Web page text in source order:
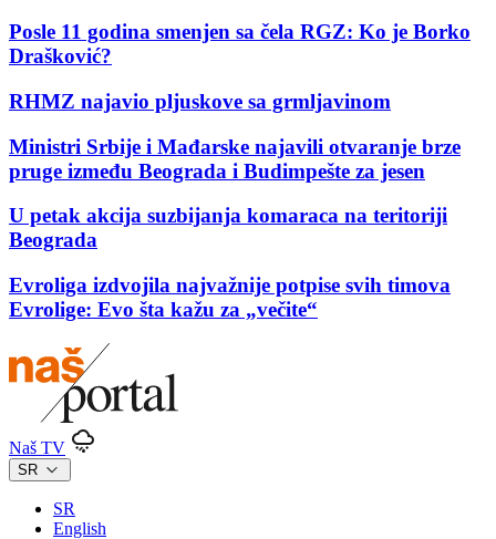
Posle 11 godina smenjen sa čela RGZ: Ko je Borko
Drašković?
RHMZ najavio pljuskove sa grmljavinom
Ministri Srbije i Mađarske najavili otvaranje brze
pruge između Beograda i Budimpešte za jesen
U petak akcija suzbijanja komaraca na teritoriji
Beograda
Evroliga izdvojila najvažnije potpise svih timova
Evrolige: Evo šta kažu za „večite“
Naš TV
SR
SR
English